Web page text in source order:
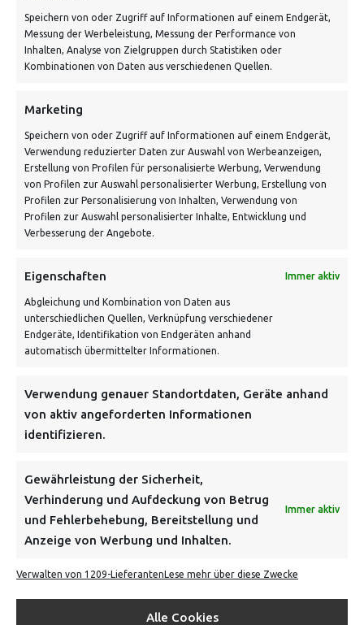
Speichern von oder Zugriff auf Informationen auf einem Endgerät,
Messung der Werbeleistung, Messung der Performance von
Inhalten, Analyse von Zielgruppen durch Statistiken oder
Kombinationen von Daten aus verschiedenen Quellen.
Marketing
Speichern von oder Zugriff auf Informationen auf einem Endgerät,
Verwendung reduzierter Daten zur Auswahl von Werbeanzeigen,
Erstellung von Profilen für personalisierte Werbung, Verwendung
von Profilen zur Auswahl personalisierter Werbung, Erstellung von
Profilen zur Personalisierung von Inhalten, Verwendung von
Profilen zur Auswahl personalisierter Inhalte, Entwicklung und
Verbesserung der Angebote.
Eigenschaften Immer aktiv
Abgleichung und Kombination von Daten aus
unterschiedlichen Quellen, Verknüpfung verschiedener
Endgeräte, Identifikation von Endgeräten anhand
automatisch übermittelter Informationen.
Verwendung genauer Standortdaten, Geräte anhand
von aktiv angeforderten Informationen
identifizieren.
Gewährleistung der Sicherheit,
Verhinderung und Aufdeckung von Betrug
und Fehlerbehebung, Bereitstellung und
Anzeige von Werbung und Inhalten.
Immer aktiv
Verwalten von 1209-LieferantenLese mehr über diese Zwecke
Alle Cookies
Von Tiling GmbH
Bahnhofstraße 3, 06268 Nemsdorf-Göhrendorf
Kontakt: Mo - Fr von 10:00 bis 18:00 Uhr
info@vontiling.de
Schnell und grün versendet:
VERSANDKOSTENHINWEIS:
NEWSLETTER
Danke, deine Registrierung war erfolgreich! Bitte prüfe
dein E-Mail-Konto für die Bestätigung.
FOLGE UNS